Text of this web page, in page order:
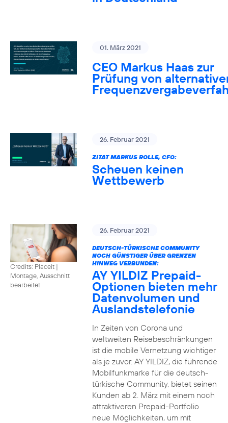
01. März 2021
CEO Markus Haas zur
Prüfung von
26. Februar 2021
ZITAT MARKUS ROLLE, CFO:
Scheuen keinen
Wettbewerb
Credits: Placeit |
Montage, Ausschnitt
bearbeitet
26. Februar 2021
DEUTSCH-TÜRKISCHE COMMUNITY
NOCH GÜNSTIGER ÜBER GRENZEN
HINWEG VERBUNDEN:
AY YILDIZ Prepaid-
Optionen bieten mehr
Datenvolumen und
Auslandstelefonie
In Zeiten von Corona und
weltweiten Reisebeschränkungen
ist die mobile Vernetzung wichtiger
als je zuvor. AY YILDIZ, die führende
Mobilfunkmarke für die deutsch-
türkische Community, bietet seinen
Kunden ab 2. März mit einem noch
attraktiveren Prepaid-Portfolio
neue Möglichkeiten, um mit